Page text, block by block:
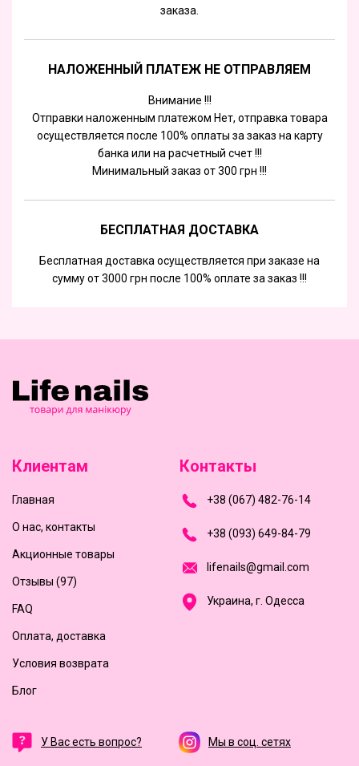
заказа.
НАЛОЖЕННЫЙ ПЛАТЕЖ НЕ ОТПРАВЛЯЕМ
Внимание !!!
Отправки наложенным платежом Нет, отправка товара
осуществляется после 100% оплаты за заказ на карту
банка или на расчетный счет !!!
Минимальный заказ от 300 грн !!!
БЕСПЛАТНАЯ ДОСТАВКА
Бесплатная доставка осуществляется при заказе на
сумму от 3000 грн после 100% оплате за заказ !!!
Клиентам
Главная
О нас, контакты
Акционные товары
Отзывы (97)
FAQ
Оплата, доставка
Условия возврата
Блог
Контакты
+38 (067) 482-76-14
+38 (093) 649-84-79
ifenai s@gmai com
Украина, г. Одесса
У Вас есть вопрос? Мы в соц. сетях